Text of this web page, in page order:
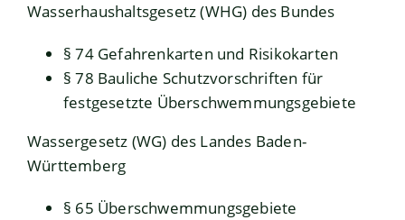
Wasserhaushaltsgesetz (WHG) des Bundes
§ 74Gefahrenkarten und Risikokarten
§ 78 Bauliche Schutzvorschriften für
festgesetzte Überschwemmungsgebiete
Wassergesetz (WG) des Landes Baden-
Württemberg
§ 65 Überschwemmungsgebiete